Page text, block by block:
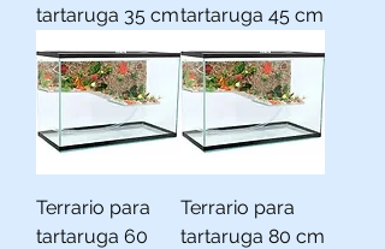
tartaruga 35 cmtartaruga 45 cm
Terrario para
tartaruga 60
Terrario para
tartaruga 80 cm